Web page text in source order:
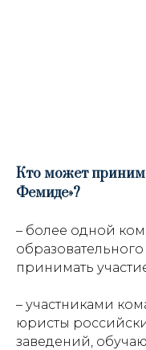
Кто может
Фемиде»?
– более одной
принимать
– участниками
юристы
заведений,